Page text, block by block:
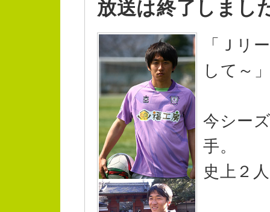
放送は終了しまし
「Ｊリ
して～
今シー
手。
史上２